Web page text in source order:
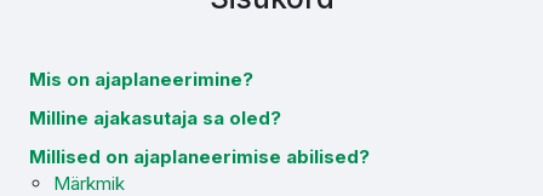
Mis on ajaplaneerimine?
Milline ajakasutaja sa oled?
Millised on ajaplaneerimise abilised?
Märkmik